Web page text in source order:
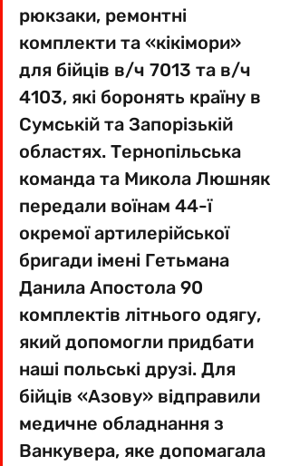
рюкзаки, ремонтні
комплекти та «кікімори»
для бійців в/ч 7013 та в/ч
4103, які боронять країну в
Сумській та Запорізькій
областях. Тернопільська
команда та Микола Люшняк
передали воїнам 44-ї
окремої артилерійської
бригади імені Гетьмана
Данила Апостола 90
комплектів літнього одягу,
який допомогли придбати
наші польські друзі. Для
бійців «Азову» відправили
медичне обладнання з
Ванкувера, яке допомагала